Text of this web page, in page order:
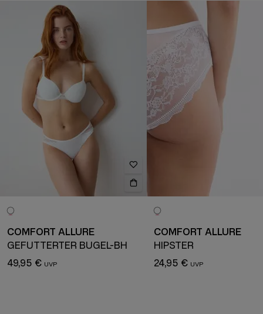
COMFORT ALLURE
GEFÜTTERTER BÜGEL-BH
49,95 €
COMFORT ALLURE
HIPSTER
24,95 €